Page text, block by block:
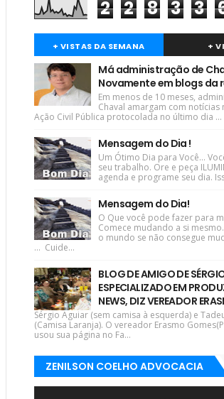
2 2 8 3 3
+ VISTAS DA SEMANA +
Má administração de
Novamente em blogs da
Em menos de 10 meses,
Chaval amargam com notícias
Ação Civil Pública protocolada no último dia ...
Mensagem do Dia !
Um Ótimo Dia para Você...
seu trabalho. Ore e peça
agenda e programe seu dia.
Mensagem do Dia!
O Que você pode fazer para
Comece mudando a si
o mundo se não consegue
... Cuide...
BLOG DE AMIGO DE
ESPECIALIZADO EM
NEWS, DIZ VEREADOR
Sérgio Aguiar (sem camisa à esquerda) e
(Camisa Laranja). O vereador Erasmo
usou sua página no Fa...
ZENILSON COELHO ADVOCACIA